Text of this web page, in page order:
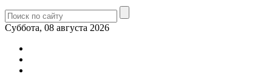
Суббота, 08 августа 2026